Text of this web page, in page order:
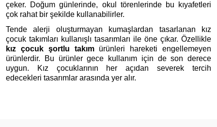
çeker. Doğum günlerinde, okul törenlerinde bu kıyafetleri
çok rahat bir şekilde kullanabilirler.
Tende alerji oluşturmayan kumaşlardan tasarlanan kız
kız çocuk şortlu takım ürünleri hareketi engellemeyen
ürünlerdir. Bu ürünler gece kullanım için de son derece
uygun. Kız çocuklarının her açıdan severek tercih
edecekleri tasarımlar arasında yer alır.